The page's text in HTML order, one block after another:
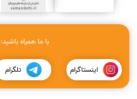
با ما همراه
اینستاگرام تلگرام